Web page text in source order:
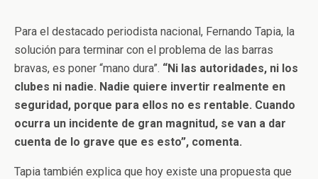
Para el destacado periodista nacional, Fernando Tapia, la
solución para terminar con el problema de las barras
bravas, es poner “mano dura”. “Ni las autoridades, ni los
clubes ni nadie. Nadie quiere invertir realmente en
seguridad, porque para ellos no es rentable. Cuando
ocurra un incidente de gran magnitud, se van a dar
cuenta de lo grave que es esto”, comenta.
Tapia también explica que hoy existe una propuesta que